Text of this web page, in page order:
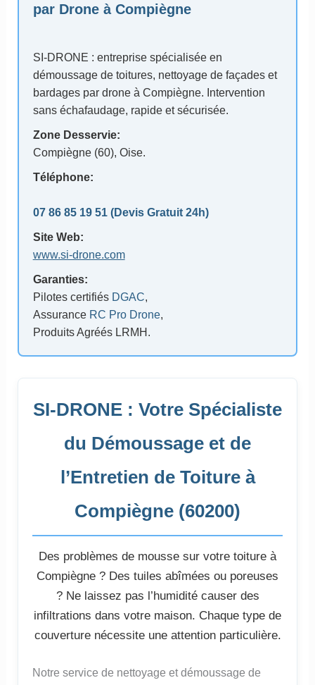
par Drone à Compiègne
SI-DRONE : entreprise spécialisée en
démoussage de toitures, nettoyage de façades et
bardages par drone à Compiègne. Intervention
sans échafaudage, rapide et sécurisée.
Zone Desservie:
Compiègne (60), Oise.
Téléphone:
07 86 85 19 51(Devis Gratuit 24h)
Site Web:
www.si-drone.com
Garanties:
Pilotes certifiés DGAC,
Assurance RC Pro Drone,
Produits Agréés LRMH.
SI-DRONE : Votre Spécialiste
du Démoussage et de
l’Entretien de Toiture à
Compiègne (60200)
Des problèmes de mousse sur votre toiture à
Compiègne ? Des tuiles abîmées ou poreuses
? Ne laissez pas l’humidité causer des
infiltrations dans votre maison. Chaque type de
couverture nécessite une attention particulière.
Notre service de nettoyage et démoussage de